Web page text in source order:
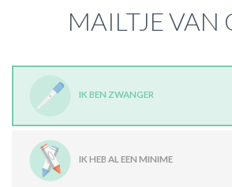
MAILTJE VAN
IK BEN ZWANGER
IK HEB AL EEN MINIME